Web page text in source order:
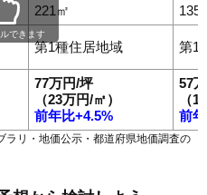
221㎡ 135
第1種住居地域 第1
77万円/坪
（23万円/㎡）
前年比+4.5%
57
（
前
できます
ラリ・地価公示・都道府県地価調査の